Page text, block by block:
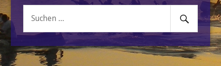
Suche
Senden